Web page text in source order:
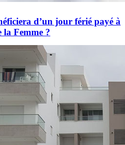
d’un jour férié payé à
la Femme ?